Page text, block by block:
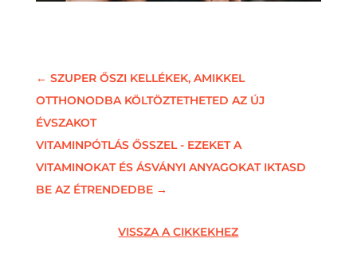
← SZUPER ŐSZI KELLÉKEK, AMIKKEL
OTTHONODBA KÖLTÖZTETHETED AZ ÚJ
ÉVSZAKOT
VITAMINPÓTLÁS ŐSSZEL - EZEKET A
VITAMINOKAT ÉS ÁSVÁNYI ANYAGOKAT IKTASD
BE AZ ÉTRENDEDBE→
VISSZA A CIKKEKHEZ